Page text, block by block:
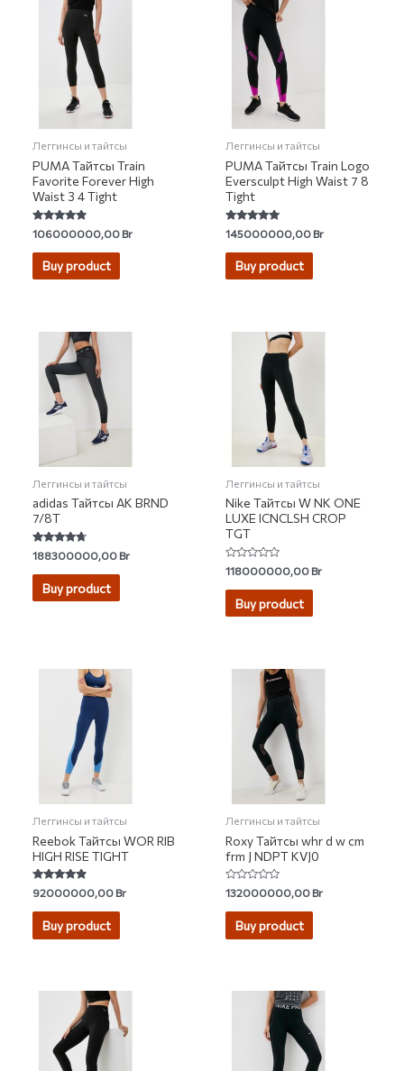
Леггинсы и тайтсы
PUMA Тайтсы Train
Favorite Forever High
Waist 3 4 Tight
Rated
4.60
out of 5
106000000,00Br
Buy product
Леггинсы и тайтсы
PUMA Тайтсы Train Logo
Eversculpt High Waist 7 8
Tight
Rated
4.91
out of 5
145000000,00Br
Buy product
Леггинсы и тайтсы
adidas Тайтсы AK BRND
7/8T
Rated
4.50
out of 5
188300000,00Br
Buy product
Леггинсы и тайтсы
Nike Тайтсы W NK ONE
LUXE ICNCLSH CROP
TGT
Rated
0
out
118000000,00Br
Buy product
Леггинсы и тайтсы
Reebok Тайтсы WOR RIB
HIGH RISE TIGHT
Rated
4.65
out of 5
92000000,00Br
Buy product
Леггинсы и тайтсы
Roxy Тайтсы whr d w cm
frm J NDPT KVJ0
Rated
0
out
132000000,00Br
Buy product